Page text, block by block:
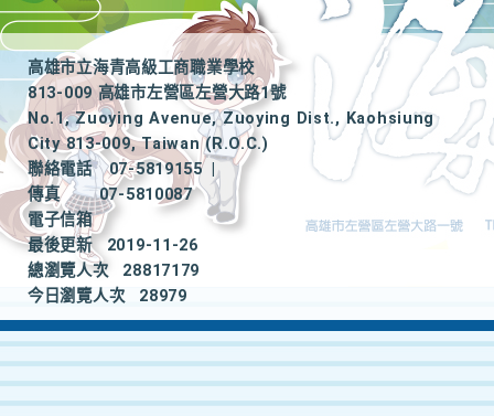
高雄市立海青高級工商職業學校
813-009 高雄市左營區左營大路1號
No.1, Zuoying Avenue, Zuoying Dist., Kaohsiung
City 813-009, Taiwan (R.O.C.)
聯絡電話
07-5819155
|
傳真
07-5810087
電子信箱
最後更新
2019-11-26
總瀏覽人次
28817179
今日瀏覽人次
28979